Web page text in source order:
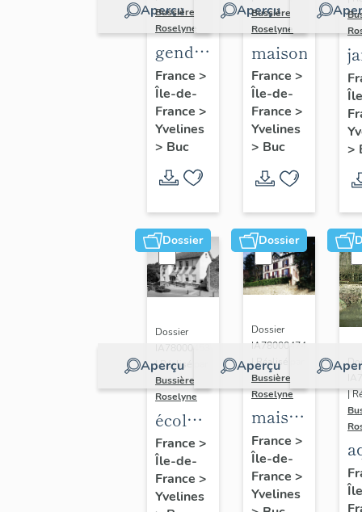
Aperçu
Bussière
Roselyne
gendarmerie,
actuellement
immeuble
France >
Île-de-
France >
Yvelines
> Buc
Aperçu
Bussière
Roselyne
maison
France >
Île-de-
France >
Yvelines
> Buc
>
Dossier
Aperçu
Dossier
| Réalisé par
Bussière
Roselyne
école
primaire
de
filles,
France >
Île-de-
France >
Yvelines
Dossier
Aperçu
Dossier
IA78000474
| Réalisé par
Bussière
Roselyne
maison
dite
villa
Saint
Marie
France >
Île-de-
France >
Yvelines
|